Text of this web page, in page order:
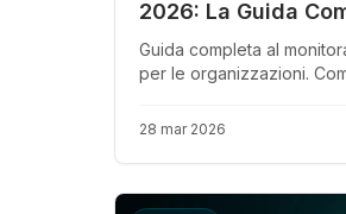
2026: La Guida
Aziende
Guida completa al
per le organizzazioni.
funziona la scansione
leak e database di
28 mar 2026